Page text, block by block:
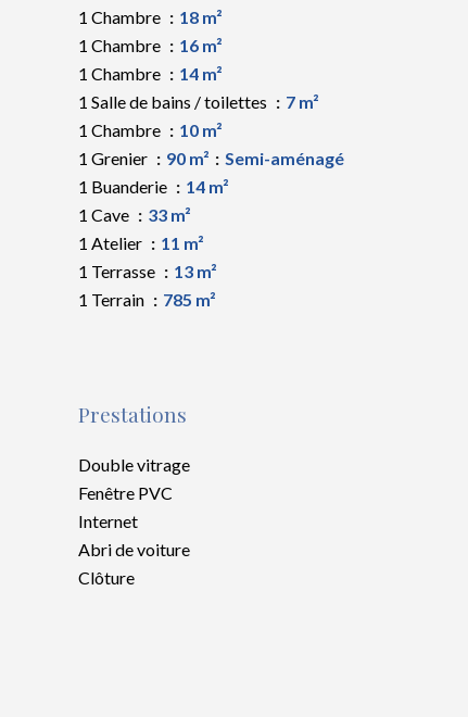
1 Chambre
18 m²
1 Chambre
16 m²
1 Chambre
14 m²
1 Salle de bains / toilettes
7 m²
1 Chambre
10 m²
1 Grenier
90 m²
Semi-aménagé
1 Buanderie
14 m²
1 Cave
33 m²
1 Atelier
11 m²
1 Terrasse
13 m²
1 Terrain
785 m²
Prestations
Double vitrage
Fenêtre PVC
Internet
Abri de voiture
Clôture